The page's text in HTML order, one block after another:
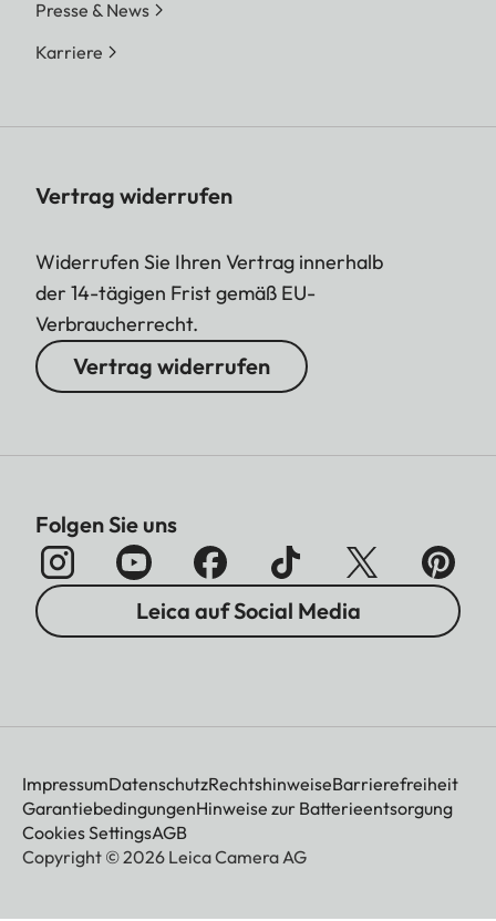
Presse & News
Karriere
Vertrag widerrufen
Widerrufen Sie Ihren Vertrag innerhalb
der 14-tägigen Frist gemäß EU-
Verbraucherrecht.
Vertrag widerrufen
Folgen Sie uns
Leica auf Social Media
ImpressumDatenschutzRechtshinweiseBarrierefreiheit
GarantiebedingungenHinweise zur Batterieentsorgung
Cookies SettingsAGB
Copyright © 2026 Leica Camera AG